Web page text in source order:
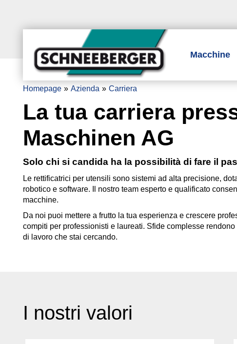
Macchine
Homepage Azienda Carriera
La tua carriera
Maschinen AG
Solo chi si candida ha la possibilità di fare il
Le rettificatrici per utensili sono sistemi ad alta precisione,
robotico e software. Il nostro team esperto e qualificato
macchine.
Da noi puoi mettere a frutto la tua esperienza e crescere
compiti per professionisti e laureati. Sfide complesse
di lavoro che stai cercando.
I nostri valori